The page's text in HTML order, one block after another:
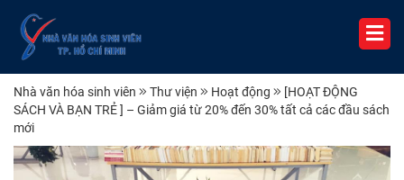
Nhà văn hóa sinh viên Thư viện Hoạt động
[HOẠT ĐỘNG
SÁCH VÀ BẠN TRẺ ] – Giảm giá từ 20% đến 30% tất cả các đầu sách
mới